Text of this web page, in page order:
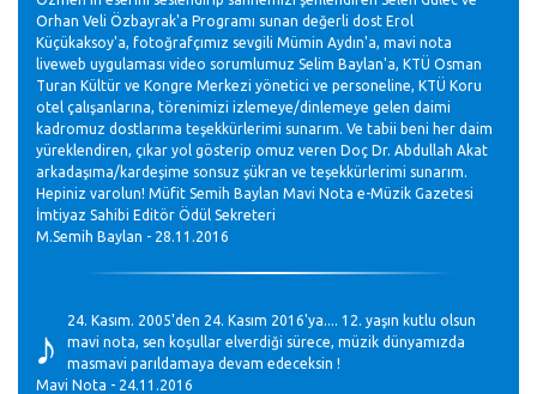
Orhan Veli Özbayrak'a Programı sunan değerli dost Erol
Küçükaksoy'a, fotoğrafçımız sevgili Mümin Aydın'a, mavi nota
liveweb uygulaması video sorumlumuz Selim Baylan'a, KTÜ Osman
Turan Kültür ve Kongre Merkezi yönetici ve personeline, KTÜ Koru
otel çalışanlarına, törenimizi izlemeye/dinlemeye gelen daimi
kadromuz dostlarıma teşekkürlerimi sunarım. Ve tabii beni her daim
yüreklendiren, çıkar yol gösterip omuz veren Doç Dr. Abdullah Akat
arkadaşıma/kardeşime sonsuz şükran ve teşekkürlerimi sunarım.
Hepiniz varolun! Müfit Semih Baylan Mavi Nota e-Müzik Gazetesi
İmtiyaz Sahibi Editör Ödül Sekreteri
M.Semih Baylan - 28.11.2016
♪
24. Kasım. 2005'den 24. Kasım 2016'ya.... 12. yaşın kutlu olsun
mavi nota, sen koşullar elverdiği sürece, müzik dünyamızda
masmavi parıldamaya devam edeceksin !
Mavi Nota - 24.11.2016